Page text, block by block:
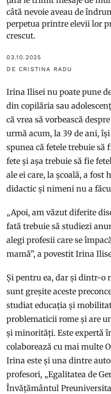
câtă nevoie aveau de
perpetua printre elevii lor
crescut.
03.10.2025
DE CRISTINA RADU
Irina Ilisei nu poate pune
din copilăria sau
că vrea să vorbească
urmă acum, la 39 de ani,
spunea că fetele trebuie să
fete și așa trebuie să fie
ale ei care, la școală, a
didactic și nimeni nu a
„Apoi, am văzut diferite
fată trebuie să studiezi
alegi profesii care se
mamă”, a povestit Irina
Și pentru ea, dar și dintr-o
sunt greșite aceste
studiat educația și
problematicii rome și are
și minorități. Este expertă
colaborează cu mai multe
Irina este și una dintre
profesori, „Egalitatea de
Învățământul